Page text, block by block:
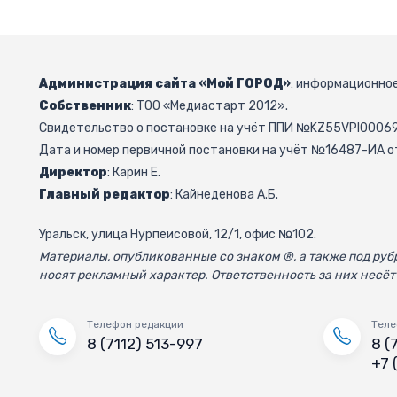
Администрация сайта «Мой ГОРОД»:
Собственник: ТОО «Медиастарт 2012».
Свидетельство о постановке на учёт ППИ
Дата и номер первичной постановки на учёт №16487-ИА
Директор: Карин Е.
Главный редактор: Кайнеденова А.Б.
Уральск, улица Нурпеисовой, 12/1, офис №102.
Материалы, опубликованные со знаком ®, а также под
носят рекламный характер. Ответственность за них
Телефон редакции
8 (7112) 513-997
8
+7